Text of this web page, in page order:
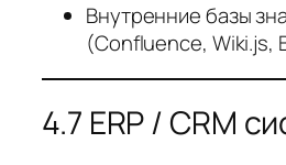
Внутренние базы
(Confluence, Wiki.js,
4.7 ERP / CRM